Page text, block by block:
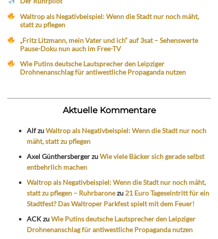
Waltrop als Negativbeispiel: Wenn die Stadt nur noch mäht,
statt zu pflegen
„Fritz Litzmann, mein Vater und ich“ auf 3sat – Sehenswerte
Pause-Doku nun auch im Free-TV
Wie Putins deutsche Lautsprecher den Leipziger
Drohnenanschlag für antiwestliche Propaganda nutzen
Aktuelle Kommentare
AlfzuWaltrop als Negativbeispiel: Wenn die Stadt nur noch
mäht, statt zu pflegen
Axel GünthersbergerzuWie viele Bäcker sich gerade selbst
entbehrlich machen
Waltrop als Negativbeispiel: Wenn die Stadt nur noch mäht,
statt zu pflegen – Ruhrbaronezu 21 Euro Tageseintritt für ein
Stadtfest? Das Waltroper Parkfest spielt mit dem Feuer!
ACKzuWie Putins deutsche Lautsprecher den Leipziger
Drohnenanschlag für antiwestliche Propaganda nutzen